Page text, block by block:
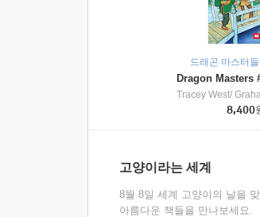
드래곤 마스터
Tracey West/
8,400
고양이라는 세계
8월 8일 세계 고양이의 날을
아름다운 책들을 만나보세요.